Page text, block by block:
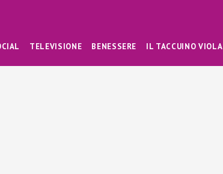
TELEVISIONE BENESSERE IL TACCUINO VIOLA